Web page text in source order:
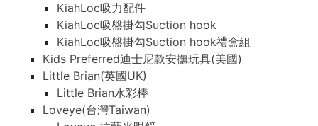
KiahLoc吸力配件
KiahLoc吸盤掛勾Suction hook
KiahLoc吸盤掛勾Suction hook禮盒組
Kids Preferred迪士尼款安撫玩具(美國)
Little Brian(英國UK)
Little Brian水彩棒
Loveye(台灣Taiwan)